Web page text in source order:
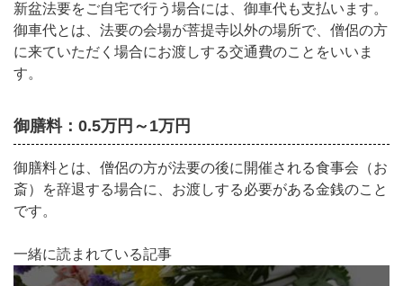
新盆法要をご自宅で行う場合には、御車代も支払います。
御車代とは、法要の会場が菩提寺以外の場所で、僧侶の方
に来ていただく場合にお渡しする交通費のことをいいま
す。
御膳料：0.5万円～1万円
御膳料とは、僧侶の方が法要の後に開催される食事会（お
斎）を辞退する場合に、お渡しする必要がある金銭のこと
です。
一緒に読まれている記事